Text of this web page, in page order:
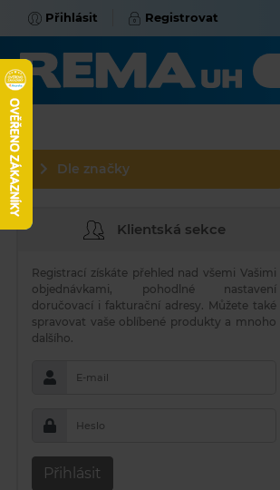
Přihlásit Registrovat
Dle značky
Klientská sekce
Registrací získáte přehled nad všemi Vašimi
objednávkami, pohodlné nastavení
doručovací i fakturační adresy. Můžete také
spravovat vaše oblíbené produkty a mnoho
dalšího.
E-mail
Heslo
Přihlásit